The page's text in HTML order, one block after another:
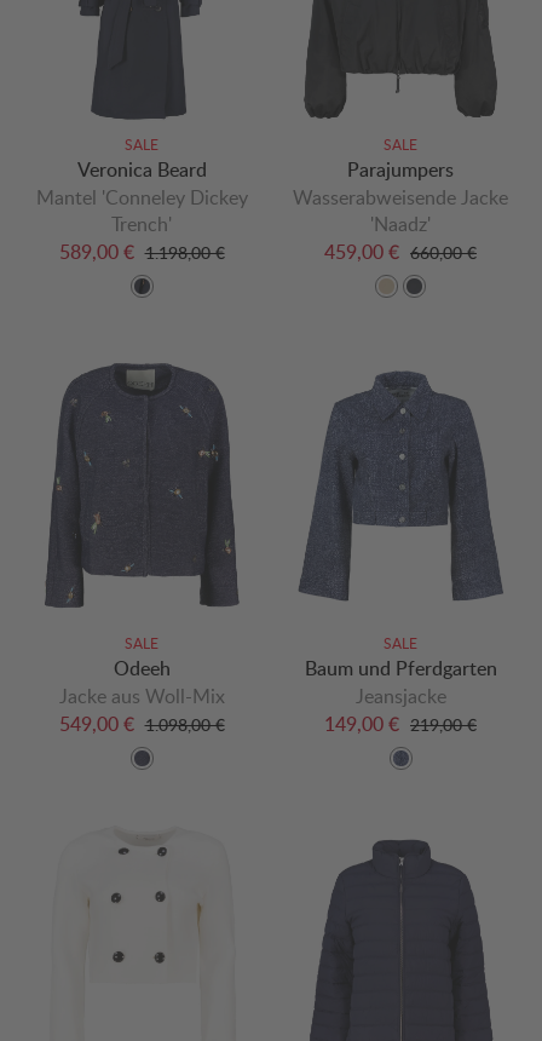
SALE
Veronica Beard
Mantel 'Conneley Dickey
Trench'
589,00 € 1.198,00 €
SALE
Parajumpers
Wasserabweisende Jacke
'Naadz'
459,00 € 660,00 €
SALE
Odeeh
Jacke aus Woll-Mix
549,00 € 1.098,00 €
SALE
Baum und Pferdgarten
Jeansjacke
149,00 € 219,00 €